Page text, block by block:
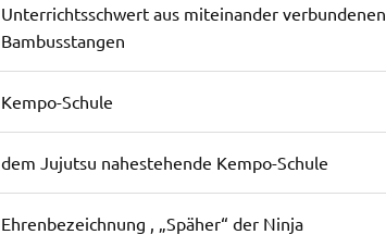
Unterrichtsschwert aus miteinander verbundenen
Bambusstangen
Kempo-Schule
dem Jujutsu nahestehende Kempo-Schule
Ehrenbezeichnung , „Späher“ der Ninja